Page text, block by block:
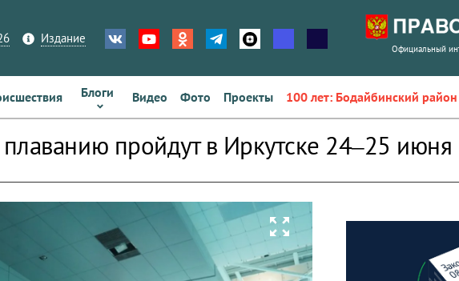
Издание
Официальный
Блоги Видео Фото Проекты 100 лет: Бодайбинский район
пройдут в Иркутске 24–25 июня
zoom_out_map